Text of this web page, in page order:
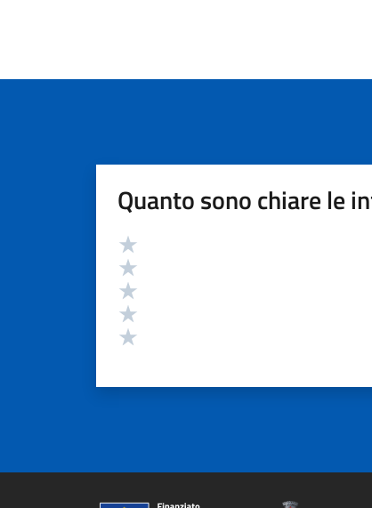
Quanto sono chiare le
Valutazione